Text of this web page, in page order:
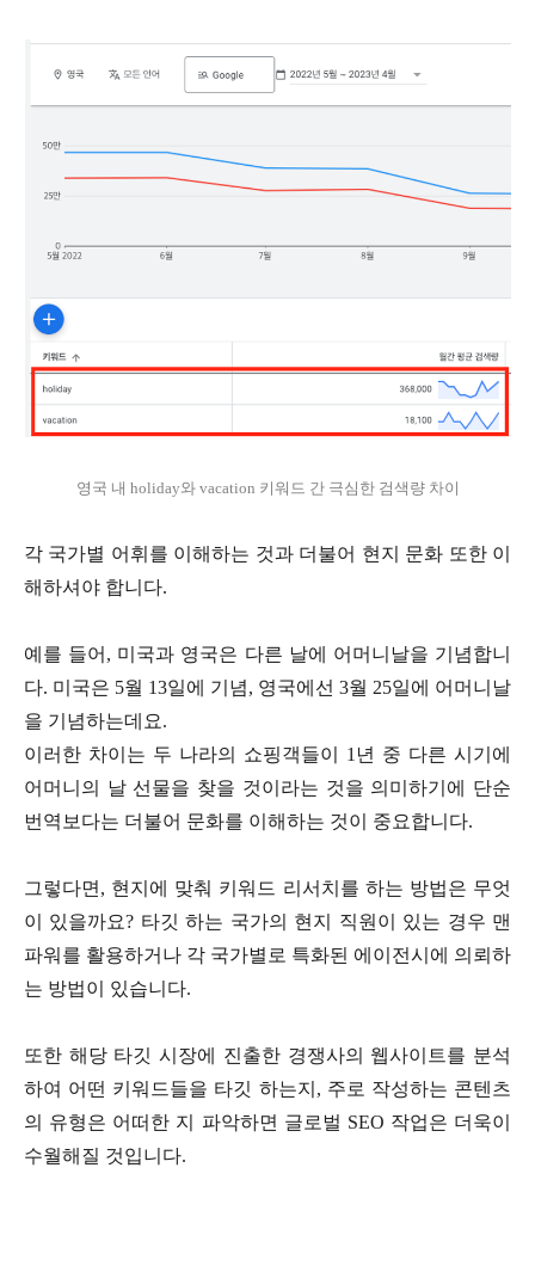
영국 내 holiday와 vacation 키워드 간 극심한 검색량 차이
각 국가별 어휘를 이해하는 것과 더불어 현지 문화 또한 이
해하셔야 합니다.
예를 들어, 미국과 영국은 다른 날에 어머니날을 기념합니
다. 미국은 5월 13일에 기념, 영국에선 3월 25일에 어머니날
을 기념하는데요.
이러한 차이는 두 나라의 쇼핑객들이 1년 중 다른 시기에
어머니의 날 선물을 찾을 것이라는 것을 의미하기에 단순
번역보다는 더불어 문화를 이해하는 것이 중요합니다.
그렇다면, 현지에 맞춰 키워드 리서치를 하는 방법은 무엇
이 있을까요? 타깃 하는 국가의 현지 직원이 있는 경우 맨
파워를 활용하거나 각 국가별로 특화된 에이전시에 의뢰하
는 방법이 있습니다.
또한 해당 타깃 시장에 진출한 경쟁사의 웹사이트를 분석
하여 어떤 키워드들을 타깃 하는지, 주로 작성하는 콘텐츠
의 유형은 어떠한 지 파악하면 글로벌 SEO 작업은 더욱이
수월해질 것입니다.